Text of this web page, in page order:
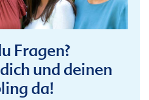
Fragen?
und deinen
da!